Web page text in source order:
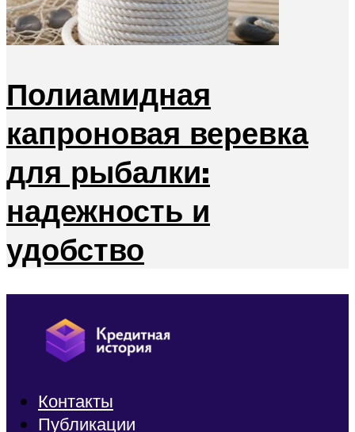
Полиамидная
капроновая веревка
для рыбалки:
надежность и
удобство
Контакты
Публикации